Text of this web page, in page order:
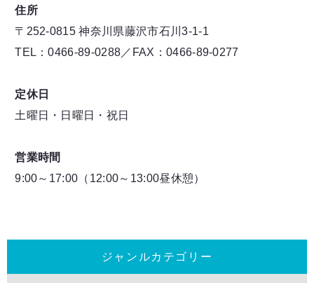
ジャンルカテゴリー
住所
〒252-0815 神奈川県藤沢市石川3-1-1
TEL：0466-89-0288／FAX：0466-89-0277
定休日
土曜日・日曜日・祝日
営業時間
9:00～17:00（12:00～13:00昼休憩）